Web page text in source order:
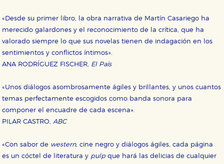
«Desde su primer libro, la obra narrativa de Martín Casariego ha
merecido galardones y el reconocimiento de la crítica, que ha
valorado siempre lo que sus novelas tienen de indagación en los
sentimientos y conflictos íntimos».
ANA RODRÍGUEZ FISCHER, El País
«Unos diálogos asombrosamente ágiles y brillantes, y unos cuantos
temas perfectamente escogidos como banda sonora para
componer el encuadre de cada escena».
PILAR CASTRO,ABC
«Con sabor de western, cine negro y diálogos ágiles, cada página
es un cóctel de literatura y pulp que hará las delicias de cualquier